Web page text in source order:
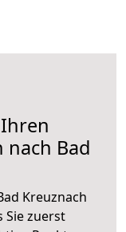
nach Bad
Kreuznach
Sie zuerst